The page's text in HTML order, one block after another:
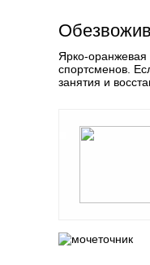
Ярко-оранжевая
спортсменов.
занятия и